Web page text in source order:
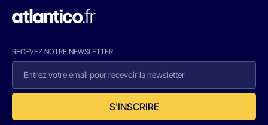
RECEVEZ NOTRE NEWSLETTER
S'INSCRIRE